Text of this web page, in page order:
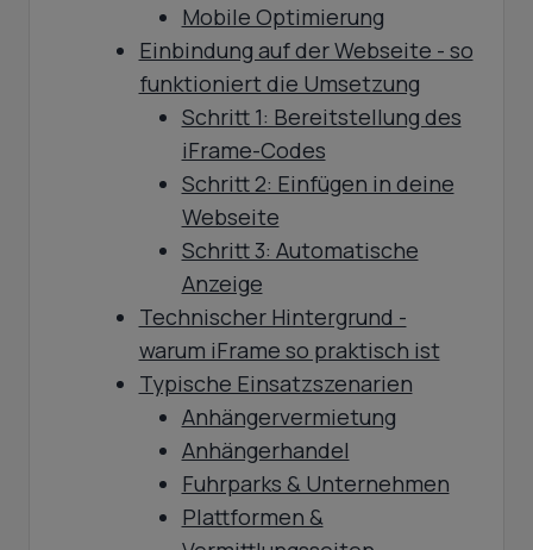
Mobile Optimierung
Einbindung auf der Webseite - so
funktioniert die Umsetzung
Schritt 1: Bereitstellung des
iFrame-Codes
Schritt 2: Einfügen in deine
Webseite
Schritt 3: Automatische
Anzeige
Technischer Hintergrund -
warum iFrame so praktisch ist
Typische Einsatzszenarien
Anhängervermietung
Anhängerhandel
Fuhrparks & Unternehmen
Plattformen &